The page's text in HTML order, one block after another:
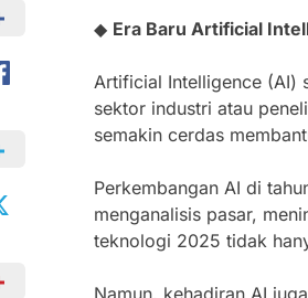
◆ Era Baru Artificial
Artificial Intelligence (AI)
sektor industri atau
semakin cerdas
Perkembangan AI di
menganalisis pasar,
teknologi 2025 tidak